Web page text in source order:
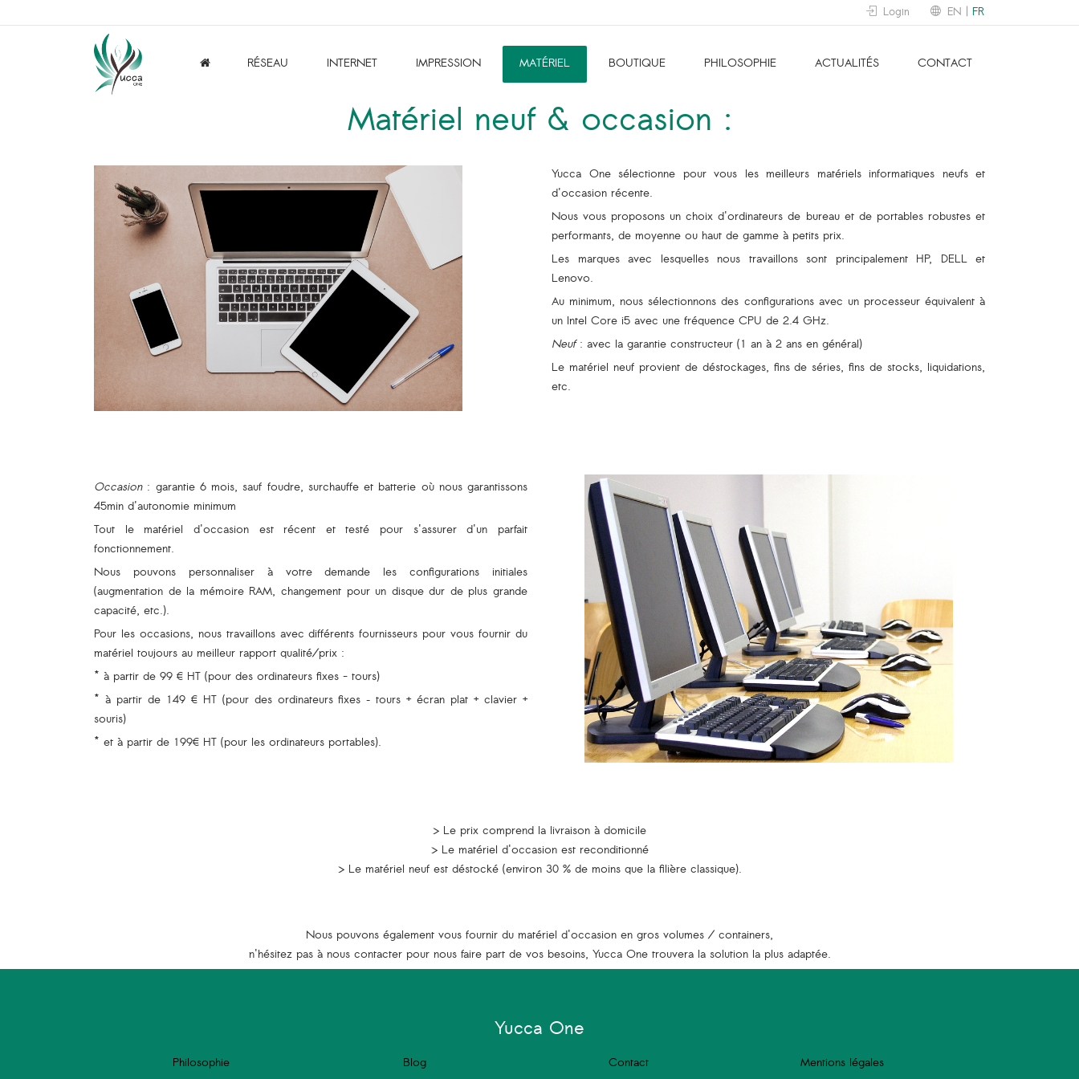
Login EN FR
RÉSEAU INTERNET IMPRESSION MATÉRIEL BOUTIQUE PHILOSOPHIE ACTUALITÉS CONTACT
Matériel neuf & occasion :
Yucca One sélectionne pour vous les meilleurs matériels informatiques neufs et
d'occasion récente.
Nous vous proposons un choix d'ordinateurs de bureau et de portables robustes et
performants, de moyenne ou haut de gamme à petits prix.
Les marques avec lesquelles nous travaillons sont principalement HP, DELL et
Lenovo.
Au minimum, nous sélectionnons des configurations avec un processeur équivalent à
un Intel Core i5 avec une fréquence CPU de 2.4 GHz.
Neuf: avec la garantie constructeur (1 an à 2 ans en général)
Le matériel neuf provient de déstockages, fins de séries, fins de stocks, liquidations,
etc.
Occasion: garantie 6 mois, sauf foudre, surchauffe et batterie où nous garantissons
45min d'autonomie minimum
Tout le matériel d'occasion est récent et testé pour s'assurer d'un parfait
fonctionnement.
Nous pouvons personnaliser à votre demande les configurations initiales
(augmentation de la mémoire RAM, changement pour un disque dur de plus grande
capacité, etc.).
Pour les occasions, nous travaillons avec différents fournisseurs pour vous fournir du
matériel toujours au meilleur rapport qualité/prix :
* à partir de 99 € HT (pour des ordinateurs fixes - tours)
* à partir de 149 € HT (pour des ordinateurs fixes – tours + écran plat + clavier +
souris)
* et à partir de 199€ HT (pour les ordinateurs portables).
> Le prix comprend la livraison à domicile
> Le matériel d'occasion est reconditionné
> Le matériel neuf est déstocké (environ 30 % de moins que la filière classique).
Nous pouvons également vous fournir du matériel d'occasion en gros volumes / containers,
n'hésitez pas à nous contacter pour nous faire part de vos besoins, Yucca One trouvera la solution la plus adaptée.
Yucca One
Philosophie Blog Contact Mentions légales